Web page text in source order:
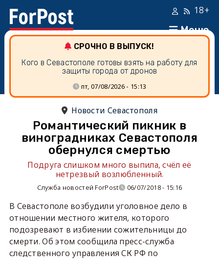
Меню
18+
СРОЧНО В ВЫПУСК!
Кого в Севастополе готовы взять на работу для
защиты города от дронов
пт, 07/08/2026 - 15:13
Новости Севастополя
Романтический пикник в
виноградниках Севастополя
обернулся смертью
Подруга слишком много выпила, счёл её
нетрезвый возлюбленный.
Служба новостей ForPost 06/07/2018 - 15:16
В Севастополе возбудили уголовное дело в
отношении местного жителя, которого
подозревают в избиении сожительницы до
смерти. Об этом сообщила пресс-служба
следственного управления СК РФ по